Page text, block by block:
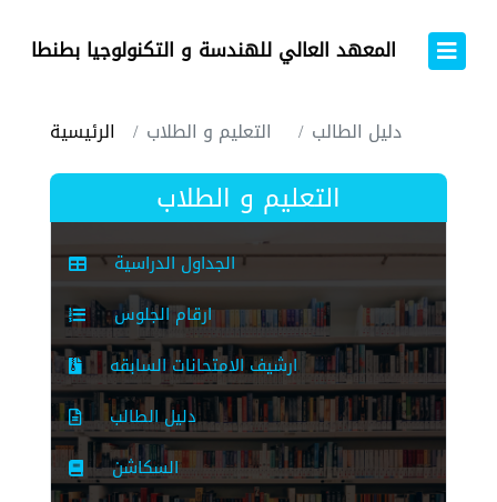
المعهد العالي للهندسة و التكنولوجيا بطنطا
الرئيسية التعليم و الطلاب دليل الطالب
التعليم و الطلاب
الجداول الدراسية
ارقام الجلوس
ارشيف الامتحانات السابقه
دليل الطالب
السكاشن